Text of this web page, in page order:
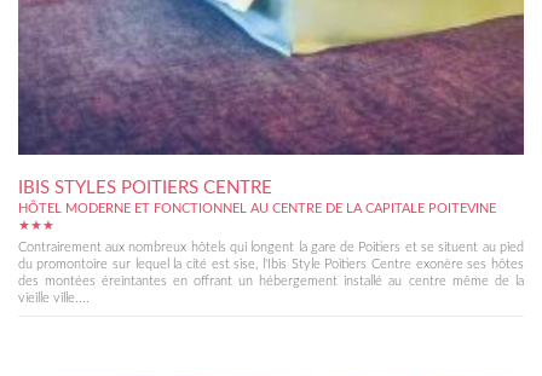
IBIS STYLES POITIERS CENTRE
HÔTEL MODERNE ET FONCTIONNEL AU CENTRE DE LA CAPITALE POITEVINE
★★★
Contrairement aux nombreux hôtels qui longent la gare de Poitiers et se situent au pied
du promontoire sur lequel la cité est sise, l'Ibis Style Poitiers Centre exonère ses hôtes
des montées éreintantes en offrant un hébergement installé au centre même de la
vieille ville....